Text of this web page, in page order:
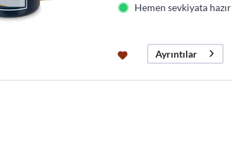
Hemen sevkiyata hazır
Ayrıntılar